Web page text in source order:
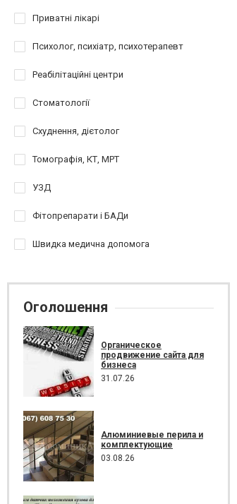
Приватні лікарі
Психолог, психіатр, психотерапевт
Реабілітаційні центри
Стоматології
Схуднення, дієтолог
Томографія, КТ, МРТ
УЗД
Фітопрепарати і БАДи
Швидка медична допомога
Оголошення
Органическое
продвижение сайта для
бизнеса
31.07.26
Алюминиевые перила и
комплектующие
03.08.26